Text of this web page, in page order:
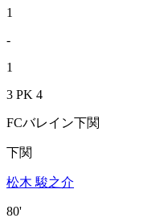
1
-
1
3 PK 4
FCバレイン下関
下関
松木 駿之介
80'